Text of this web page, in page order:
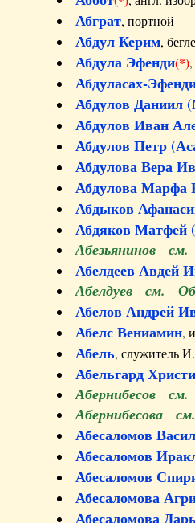
Абграт,
Абдул Керим,
Абдула Эфенди(*)
Абдуласах-
Абдулов Даниил
Абдулов Иван
Абдулов Петр
Абдулова Вера
Абдулова Марфа
Абдыков
Абдяков Матфей
Абезьянинов см.
Абелдеев Авдей
Абелдуев см.
Абелов Андрей
Абелс Вениамин,
Абель,
Абельгард
Абернибесов см.
Абернибесова
Абесаломов
Абесаломов
Абесаломов
Абесаломова
Абесаломова